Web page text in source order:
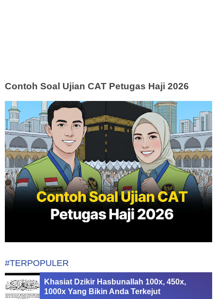
Contoh Soal Ujian CAT Petugas Haji 2026
#TERPOPULER
Khasiat Dzikir Hasbunallah 100x, 450x,
1000x Yang Bikin Anda Terkejut